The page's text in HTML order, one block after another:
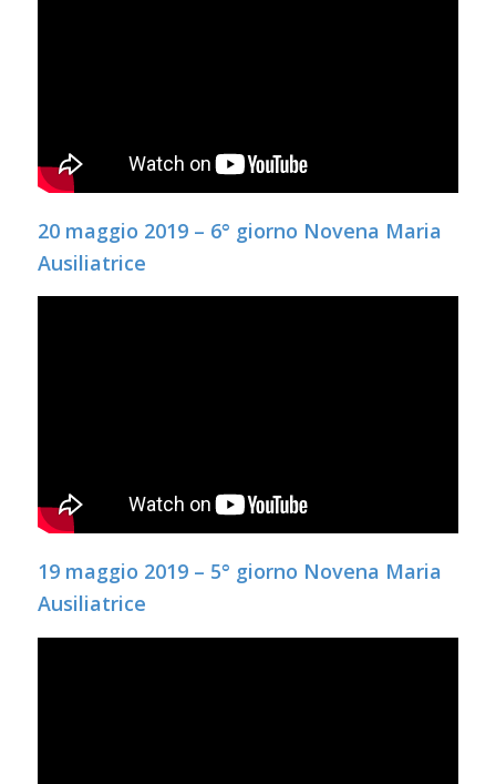
20 maggio 2019 – 6° giorno Novena Maria
Ausiliatrice
19 maggio 2019 – 5° giorno Novena Maria
Ausiliatrice